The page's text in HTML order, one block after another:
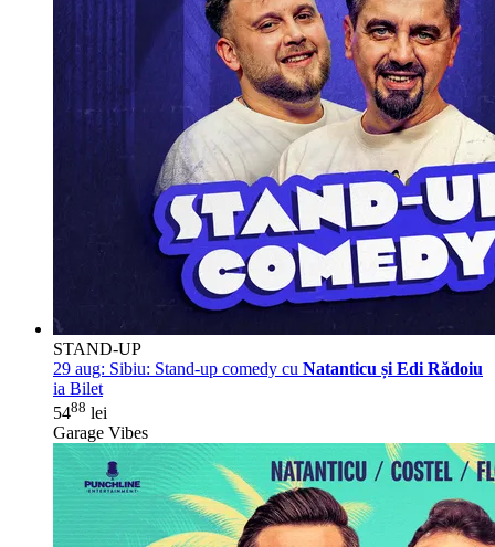
STAND-UP
29 aug: Sibiu: Stand-up comedy cu Natanticu și Edi Rădoiu
ia Bilet
5488 lei
Garage Vibes